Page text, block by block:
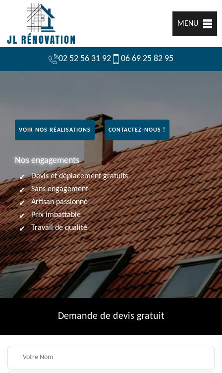
MENU
02 52 56 31 92 06 69 25 82 95
VOIR NOS RÉALISATIONS CONTACTEZ-NOUS !
Nos engagements
Devis et déplacement gratuits
Sans engagement
Artisan passionné
Prix imbattable
Travail de qualité
Demande de devis gratuit